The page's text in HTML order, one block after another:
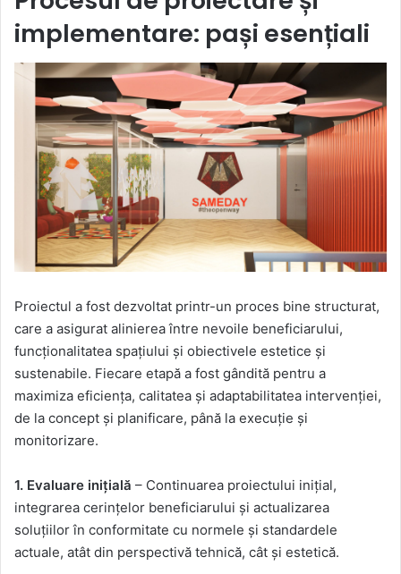
implementare: pași esențiali
Proiectul a fost dezvoltat printr-un proces bine structurat,
care a asigurat alinierea între nevoile beneficiarului,
funcționalitatea spațiului și obiectivele estetice și
sustenabile. Fiecare etapă a fost gândită pentru a
maximiza eficiența, calitatea și adaptabilitatea intervenției,
de la concept și planificare, până la execuție și
monitorizare.
1. Evaluare inițială – Continuarea proiectului inițial,
integrarea cerințelor beneficiarului și actualizarea
soluțiilor în conformitate cu normele și standardele
actuale, atât din perspectivă tehnică, cât și estetică.